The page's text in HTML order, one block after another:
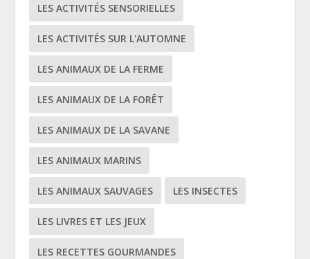
LES ACTIVITÉS SENSORIELLES
LES ACTIVITÉS SUR L'AUTOMNE
LES ANIMAUX DE LA FERME
LES ANIMAUX DE LA FORÊT
LES ANIMAUX DE LA SAVANE
LES ANIMAUX MARINS
LES ANIMAUX SAUVAGES LES INSECTES
LES LIVRES ET LES JEUX
LES RECETTES GOURMANDES